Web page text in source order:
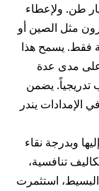
50 مليار طن. ولإعطاء
مثل الصين أو
فقط. يسمح هذا
على مدى عدة
يضمن
الإمدادات يندر
وبدرجة نقاء
تنافسية،
البسيط، استثمرت